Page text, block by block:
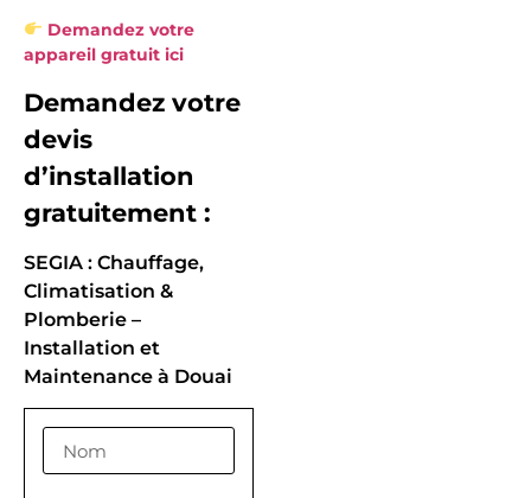
Demandez votre
appareil gratuit ici
Demandez votre
devis
d’installation
gratuitement :
SEGIA : Chauffage,
Climatisation &
Plomberie –
Installation et
Maintenance à Douai